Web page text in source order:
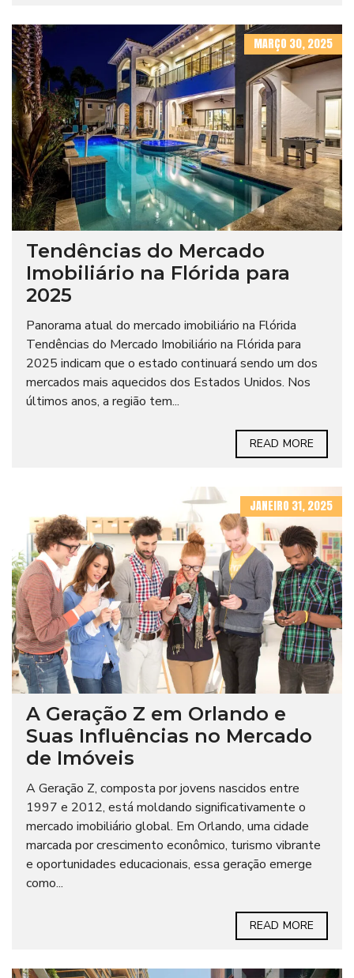
MARÇO 30, 2025
Tendências do Mercado
Imobiliário na Flórida para
2025
Panorama atual do mercado imobiliário na Flórida
Tendências do Mercado Imobiliário na Flórida para
2025 indicam que o estado continuará sendo um dos
mercados mais aquecidos dos Estados Unidos. Nos
últimos anos, a região tem...
READ MORE
JANEIRO 31, 2025
A Geração Z em Orlando e
Suas Influências no Mercado
de Imóveis
A Geração Z, composta por jovens nascidos entre
1997 e 2012, está moldando significativamente o
mercado imobiliário global. Em Orlando, uma cidade
marcada por crescimento econômico, turismo vibrante
e oportunidades educacionais, essa geração emerge
como...
READ MORE